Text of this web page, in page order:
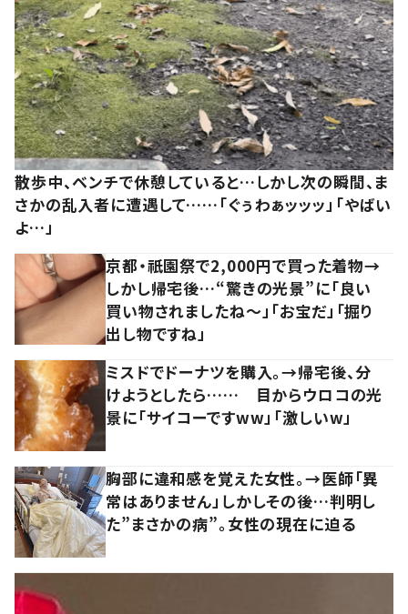
散歩中、ベンチで休憩していると…しかし次の瞬間、ま
さかの乱入者に遭遇して……「ぐぅわぁッッッ」「やばい
よ…」
京都・祇園祭で2,000円で買った着物→
しかし帰宅後…“驚きの光景”に「良い
買い物されましたね～」「お宝だ」「掘り
出し物ですね」
ミスドでドーナツを購入。→帰宅後、分
けようとしたら…… 目からウロコの光
景に「サイコーですww」「激しいw」
胸部に違和感を覚えた女性。→医師「異
常はありません」しかしその後…判明し
た”まさかの病”。女性の現在に迫る